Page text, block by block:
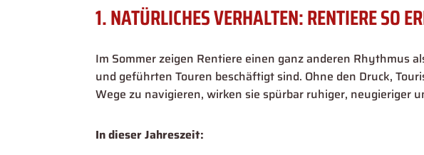
1. NATÜRLICHES VERHALTEN: RENTIERE SO
Im Sommer zeigen Rentiere einen ganz anderen Rhythmus
und geführten Touren beschäftigt sind. Ohne den Druck,
Wege zu navigieren, wirken sie spürbar ruhiger, neugieriger
In dieser Jahreszeit: